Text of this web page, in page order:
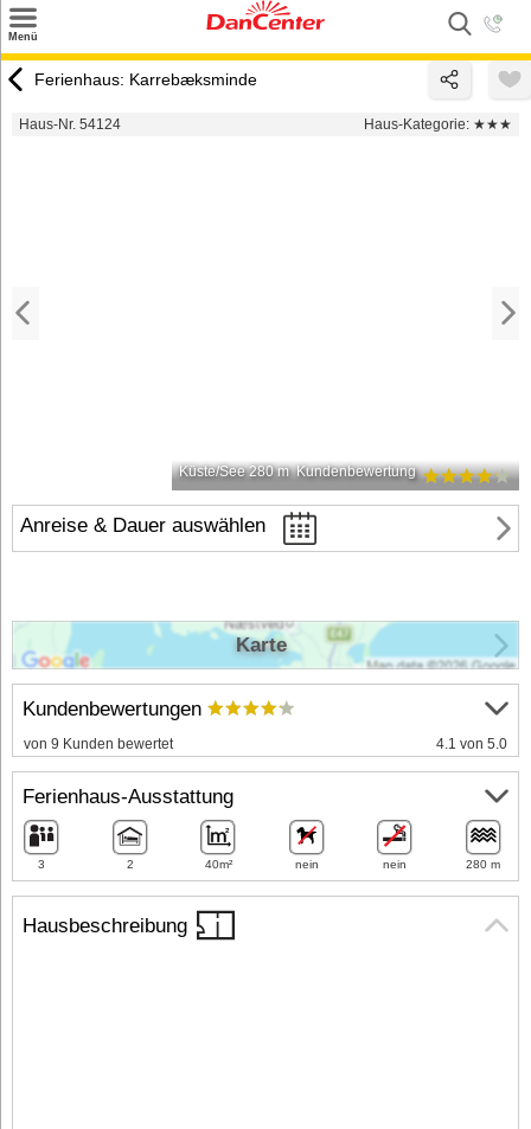
Menü
Urlaubsziele
Ferienhaus: Karrebæksminde
Haus-Nr. 54124 Haus-Kategorie: ★★★
Küste/See 280 m Kundenbewertung
Anreise & Dauer auswählen
Hausbeschreibung
Kundenbewertungen
von 9 Kunden bewertet 4.1 von 5.0
Ferienhaus-Ausstattung
3 2 40m² nein nein 280 m
Karte